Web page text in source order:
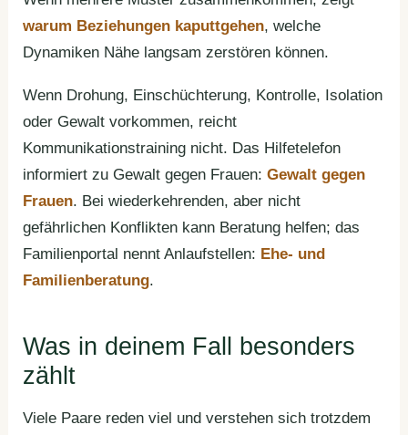
warum Beziehungen kaputtgehen, welche
Dynamiken Nähe langsam zerstören können.
Wenn Drohung, Einschüchterung, Kontrolle, Isolation
oder Gewalt vorkommen, reicht
Kommunikationstraining nicht. Das Hilfetelefon
informiert zu Gewalt gegen Frauen: Gewalt gegen
Frauen. Bei wiederkehrenden, aber nicht
gefährlichen Konflikten kann Beratung helfen; das
Familienportal nennt Anlaufstellen: Ehe- und
Familienberatung.
Was in deinem Fall besonders
zählt
Viele Paare reden viel und verstehen sich trotzdem